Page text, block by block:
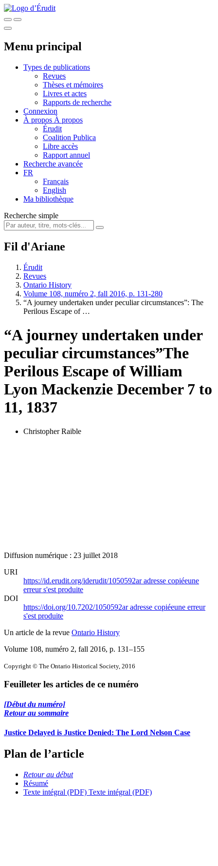
Menu principal
Types de publications
Revues
Thèses et mémoires
Livres et actes
Rapports de recherche
Connexion
À propos À propos
Érudit
Coalition Publica
Libre accès
Rapport annuel
Recherche avancée
FR
Français
English
Ma bibliothèque
Recherche simple
Fil d'Ariane
Érudit
Revues
Ontario History
Volume 108, numéro 2, fall 2016, p. 131-280
“A journey undertaken under peculiar circumstances”: The
Perilous Escape of …
“A journey undertaken under
peculiar circumstances”The
Perilous Escape of William
Lyon Mackenzie December 7 to
11, 1837
Christopher Raible
Diffusion numérique : 23 juillet 2018
URI
https://id.erudit.org/iderudit/1050592aradresse copiéeune
erreur s'est produite
DOI
https://doi.org/10.7202/1050592aradresse copiéeune erreur
s'est produite
Un article de la revue Ontario History
Volume 108, numéro 2, fall 2016, p. 131–155
Copyright © The Ontario Historical Society, 2016
Feuilleter les articles de ce numéro
[Début du numéro]
Retour au sommaire
Justice Delayed is Justice Denied: The Lord Nelson Case
Plan de l’article
Retour au début
Résumé
Texte intégral (PDF) Texte intégral (PDF)